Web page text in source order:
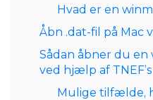
Hvad er en
Åbn .dat-fil på Mac
Sådan åbner du en
ved hjælp af
Mulige tilfælde,